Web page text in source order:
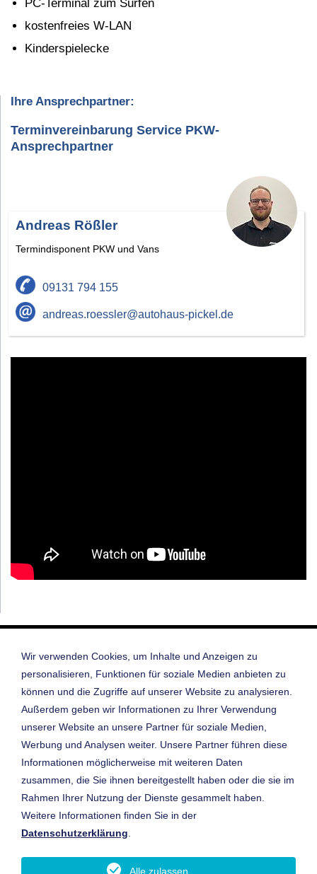
PC-Terminal zum Surfen
kostenfreies W-LAN
Kinderspielecke
Ihre Ansprechpartner:
Terminvereinbarung Service PKW-
Ansprechpartner
Andreas Rößler
Termindisponent PKW und Vans
09131 794 155
andreas.roessler@autohaus-pickel.de
Datenschutz
Datenschutz Pickel App
Impressum
Cookie-Einstellungen
Kontakt & Anfahrt
Öffnungszeiten
Gebrauchtwagen-Suche
Autohaus Josef Pickel GmbH & Co. KG
Autorisierter smart Service
Wir verwenden Cookies, um Inhalte und Anzeigen zu
personalisieren, Funktionen für soziale Medien anbieten zu
können und die Zugriffe auf unserer Website zu analysieren.
Außerdem geben wir Informationen zu Ihrer Verwendung
unserer Website an unsere Partner für soziale Medien,
Werbung und Analysen weiter. Unsere Partner führen diese
Informationen möglicherweise mit weiteren Daten
zusammen, die Sie ihnen bereitgestellt haben oder die sie im
Rahmen Ihrer Nutzung der Dienste gesammelt haben.
Weitere Informationen finden Sie in der
Datenschutzerklärung
Alle zulassen